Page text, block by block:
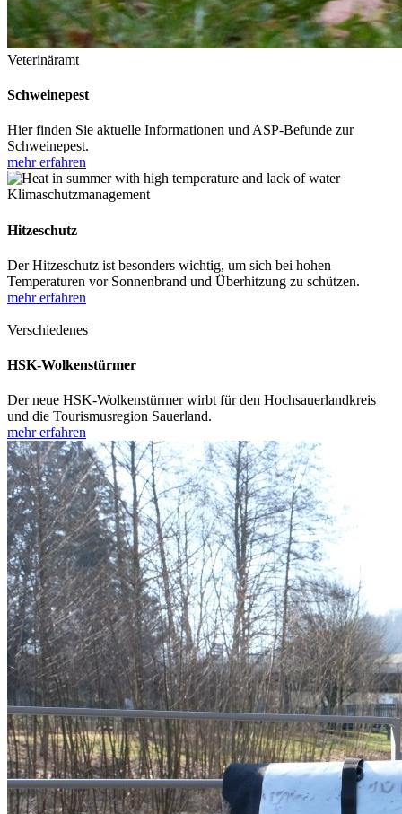
Veterinäramt
Schweinepest
Hier finden Sie aktuelle Informationen und ASP-Befunde zur
Schweinepest.
mehr erfahren
Klimaschutzmanagement
Hitzeschutz
Der Hitzeschutz ist besonders wichtig, um sich bei hohen
Temperaturen vor Sonnenbrand und Überhitzung zu schützen.
mehr erfahren
Verschiedenes
HSK-Wolkenstürmer
Der neue HSK-Wolkenstürmer wirbt für den Hochsauerlandkreis
und die Tourismusregion Sauerland.
mehr erfahren